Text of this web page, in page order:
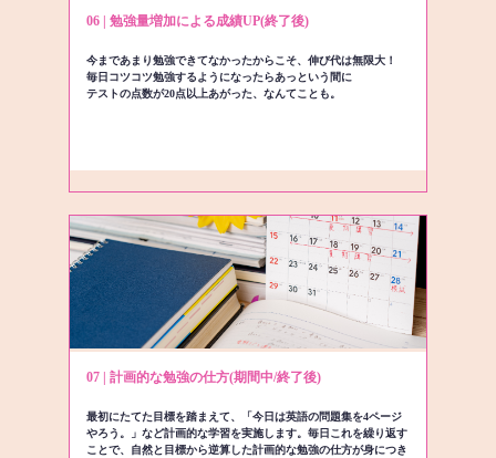
06 | 勉強量増加による成績UP(終了後)
今まであまり勉強できてなかったからこそ、伸び代は無限大！
毎日コツコツ勉強するようになったらあっという間に
テストの点数が20点以上あがった、なんてことも。
07 | 計画的な勉強の仕方(期間中/終了後)
最初にたてた目標を踏まえて、「今日は英語の問題集を4ページ
やろう。」など計画的な学習を実施します。毎日これを繰り返す
ことで、自然と目標から逆算した計画的な勉強の仕方が身につき